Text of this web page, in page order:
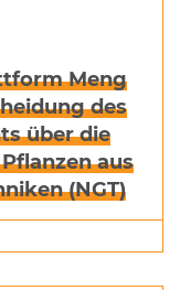
Meng
des
über die
aus
(NGT)